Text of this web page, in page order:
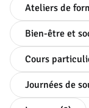
Ateliers de
Bien-être et
Cours
Journées de